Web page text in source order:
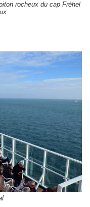
rocheux du cap Fréhel